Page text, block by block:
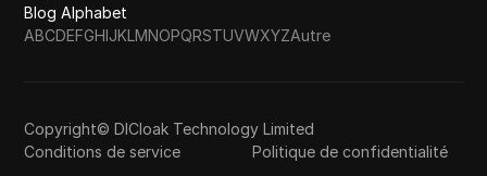
Blog Alphabet
ABCDEFGHIJKLMNOPQRSTUVWXYZAutre
Copyright© DICloak Technology Limited
Conditions de service
Politique de confidentialité